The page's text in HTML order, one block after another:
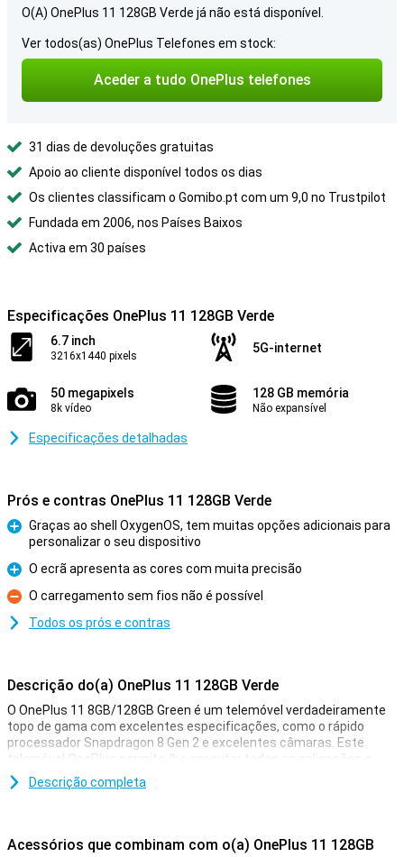
O(A) OnePlus 11 128GB Verde já não está disponível.
Ver todos(as) OnePlus Telefones em stock:
Aceder a tudo OnePlus telefones
31 dias de devoluções gratuitas
Apoio ao cliente disponível todos os dias
Os clientes classificam o Gomibo.pt com um 9,0 no Trustpilot
Fundada em 2006, nos Países Baixos
Activa em 30 países
Especificações OnePlus 11 128GB Verde
6.7 inch
3216x1440 pixels
5G-internet
50 megapixels
8k vídeo
128 GB memória
Não expansível
Especificações detalhadas
Prós e contras OnePlus 11 128GB Verde
Prós
Graças ao shell OxygenOS, tem muitas opções adicionais para
personalizar o seu dispositivo
Prós
O ecrã apresenta as cores com muita precisão
Contras
O carregamento sem fios não é possível
Todos os prós e contras
Descrição do(a) OnePlus 11 128GB Verde
O OnePlus 11 8GB/128GB Green é um telemóvel verdadeiramente
topo de gama com excelentes especificações, como o rápido
processador Snapdragon 8 Gen 2 e excelentes câmaras. Este
telemóvel OnePlus permite-lhe executar todas as aplicações e
jogos e tirar excelentes fotografias com o toque de um botão!
diâmetro de 6,7 polegadas, para que possa ver tudo claramente.
Descrição completa
Acessórios que combinam com o(a) OnePlus 11 128GB